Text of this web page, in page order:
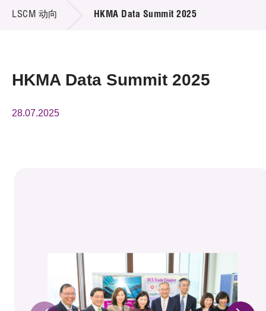
项目及资助计划
活动及消息
LSCM 动向 HKMA Data Summit 2025
HKMA Data Summit 2025
28.07.2025